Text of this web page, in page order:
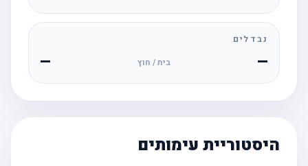
נבדלים
— בית / חוץ —
היסטוריית עימותים